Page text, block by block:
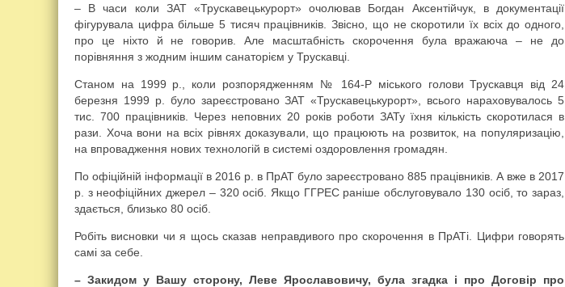
– В часи коли ЗАТ «Трускавецькурорт» очолював Богдан Аксентійчук, в документації
фігурувала цифра більше 5 тисяч працівників. Звісно, що не скоротили їх всіх до одного,
про це ніхто й не говорив. Але масштабність скорочення була вражаюча – не до
порівняння з жодним іншим санаторієм у Трускавці.
Станом на 1999 р., коли розпорядженням № 164-Р міського голови Трускавця від 24
березня 1999 р. було зареєстровано ЗАТ «Трускавецькурорт», всього нараховувалось 5
тис. 700 працівників. Через неповних 20 років роботи ЗАТу їхня кількість скоротилася в
рази. Хоча вони на всіх рівнях доказували, що працюють на розвиток, на популяризацію,
на впровадження нових технологій в системі оздоровлення громадян.
По офіційній інформації в 2016 р. в ПрАТ було зареєстровано 885 працівників. А вже в 2017
р. з неофіційних джерел – 320 осіб. Якщо ГГРЕС раніше обслуговувало 130 осіб, то зараз,
здається, близько 80 осіб.
Робіть висновки чи я щось сказав неправдивого про скорочення в ПрАТі. Цифри говорять
самі за себе.
– Закидом у Вашу сторону, Леве Ярославовичу, була згадка і про Договір про